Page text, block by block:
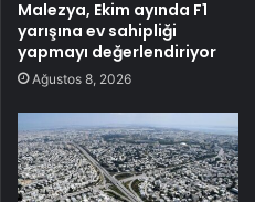
Malezya, Ekim ayında F1
yarışına ev sahipliği
yapmayı değerlendiriyor
Ağustos 8, 2026